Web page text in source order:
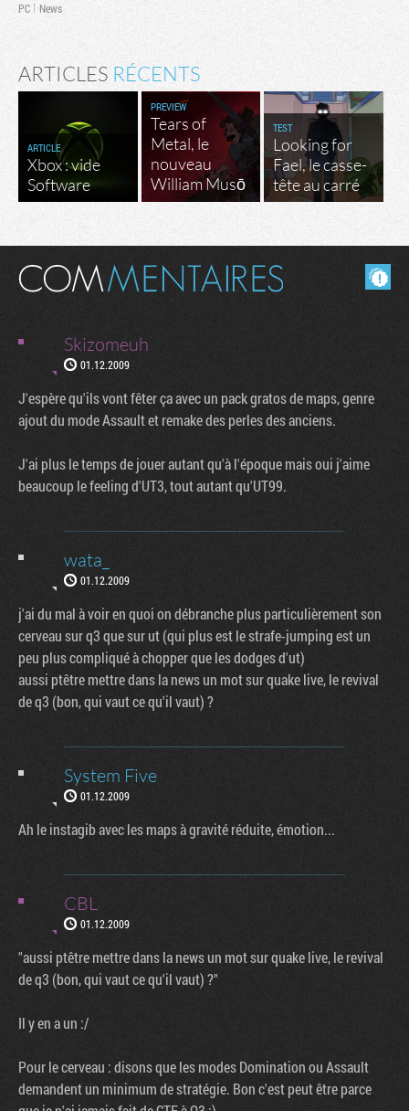
PC News
ARTICLES RÉCENTS
ARTICLE
Xbox : vide
Software
PREVIEW
Tears of
Metal, le
nouveau
William Musō
TEST
Looking for
Fael, le casse-
tête au carré
Masquer les commentaires lus.
Skizomeuh
01.12.2009
J'espère qu'ils vont fêter ça avec un pack gratos de maps, genre
ajout du mode Assault et remake des perles des anciens.
J'ai plus le temps de jouer autant qu'à l'époque mais oui j'aime
beaucoup le feeling d'UT3, tout autant qu'UT99.
wata_
01.12.2009
j'ai du mal à voir en quoi on débranche plus particulièrement son
cerveau sur q3 que sur ut (qui plus est le strafe-jumping est un
peu plus compliqué à chopper que les dodges d'ut)
aussi ptêtre mettre dans la news un mot sur quake live, le revival
de q3 (bon, qui vaut ce qu'il vaut) ?
System Five
01.12.2009
Ah le instagib avec les maps à gravité réduite, émotion...
CBL
01.12.2009
"aussi ptêtre mettre dans la news un mot sur quake live, le revival
de q3 (bon, qui vaut ce qu'il vaut) ?"
Il y en a un :/
Pour le cerveau : disons que les modes Domination ou Assault
demandent un minimum de stratégie. Bon c'est peut être parce